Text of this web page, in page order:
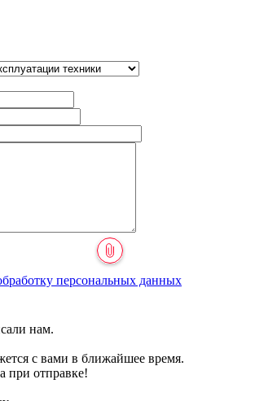
персональных данных
нам.
с вами в ближайшее время.
при отправке!